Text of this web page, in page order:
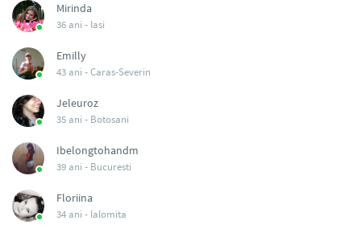
Mirinda
36 ani - Iasi
Emilly
43 ani -Caras-Severin
Jeleuroz
35 ani - Botosani
Ibelongtohandm
39 ani - Bucuresti
Floriina
34 ani - Ialomita